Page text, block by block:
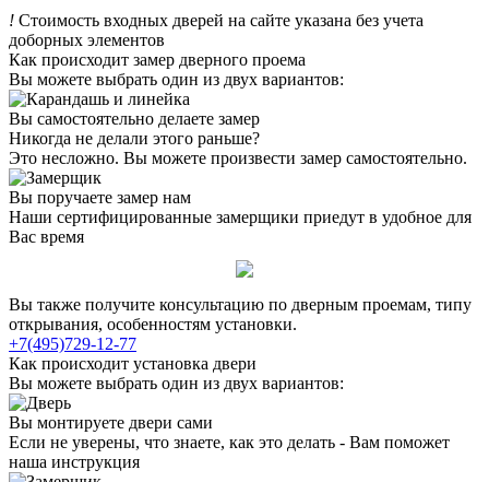
! Стоимость входных дверей на сайте указана без учета
доборных элементов
Как происходит замер дверного проема
Вы можете выбрать один из двух вариантов:
Вы самостоятельно делаете замер
Никогда не делали этого раньше?
Это несложно. Вы можете произвести замер самостоятельно.
Вы поручаете замер нам
Наши сертифицированные замерщики приедут в удобное для
Вас время
Вы также получите консультацию по дверным проемам, типу
открывания, особенностям установки.
+7(495)729-12-77
Как происходит установка двери
Вы можете выбрать один из двух вариантов:
Вы монтируете двери сами
Если не уверены, что знаете, как это делать - Вам поможет
наша инструкция